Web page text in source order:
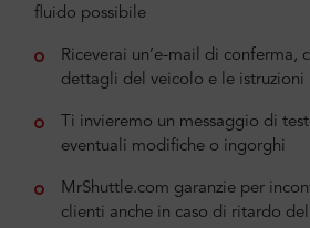
fluido possibile
Riceverai un’e-mail di conferma,
dettagli del veicolo e le istruzioni
Ti invieremo un messaggio di
eventuali modifiche o ingorghi
MrShuttle.com garanzie per
clienti anche in caso di ritardo